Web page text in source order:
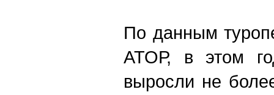
По данным
АТОР, в этом
выросли не